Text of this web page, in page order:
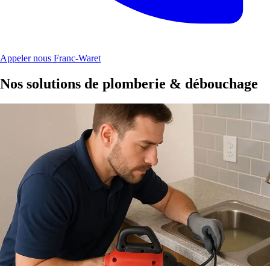
Appeler nous Franc-Waret
Nos solutions de plomberie & débouchage